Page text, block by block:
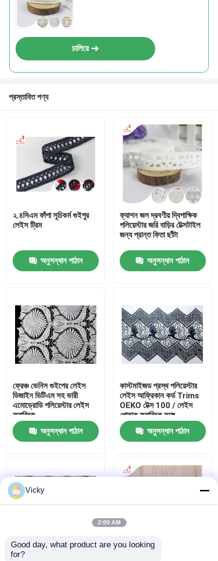
পণ্য
আমাদের সম্পর্কে
মান নিয়ন্ত্রণ
যোগাযোগ করুন
Exhibition Information
দোরোখা জরি ট্রিম
চালিয়ে
প্রস্তাবিত পণ্য
২.৪সিএম ফাঁপা সূচিকর্ম গুইপুর
লেইস ট্রিম
অনুসন্ধান পাঠান
ফ্যাশন জল দ্রবণীয় দ্বিপাক্ষিক
পলিয়েস্টার জরি বাড়ির টেক্সটাইল
জন্য প্রান্ত ফিতা ছাঁটা
অনুসন্ধান পাঠান
ফ্রেঞ্চ ভেনিস গুইপের লেইস
ডিজাইন ডিটিএম সহ ভারী
এমোড্রোডি পলিয়েস্টার লেইস
ফ্যাব্রিক
অনুসন্ধান পাঠান
কাস্টমাইজড প্রস্থ পলিয়েস্টার
লেইস আফ্রিকান কর্ড Trims
OEKO টেক্স 100 / লেইস
পোষাক ফ্যাব্রিক সঙ্গে
অনুসন্ধান পাঠান
হুইট Couture জন্য কাস্টম
Vicky
2:00 AM
Good day, what product are you looking
for?